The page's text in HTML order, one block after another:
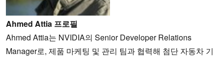
Ahmed Attia 프로필
Ahmed Attia는 NVIDIA의 Senior Developer Relations
Manager로, 제품 마케팅 및 관리 팀과 협력해 첨단 자동차 기